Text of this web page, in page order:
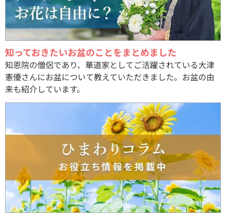
知っておきたいお盆のことをまとめました
知恩院の僧侶であり、華道家としてご活躍されている大津
憲優さんにお盆について教えていただきました。お盆の由
来も紹介しています。